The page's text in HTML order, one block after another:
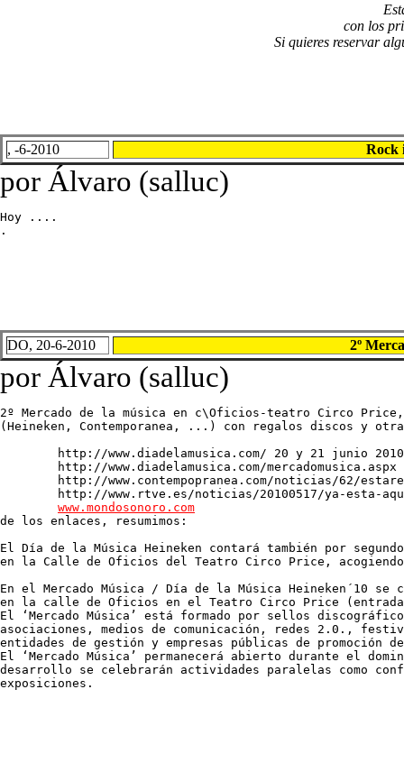
con los
Si quieres reservar
, -6-2010 Rock
por Álvaro (salluc)
Hoy ....
.
DO, 20-6-2010 2º
por Álvaro (salluc)
2º Mercado de la música en c\Oficios-teatro Circo
(Heineken, Contemporanea, ...) con regalos discos y
www.mondosonoro.com
de los enlaces, resumimos:
El Día de la Música Heineken contará también por
en la Calle de Oficios del Teatro Circo Price,
En el Mercado Música / Día de la Música Heineken´10
en la calle de Oficios en el Teatro Circo Price
El ‘Mercado Música’ está formado por sellos
asociaciones, medios de comunicación, redes 2.0.,
entidades de gestión y empresas públicas de promoción
El ‘Mercado Música’ permanecerá abierto durante el
desarrollo se celebrarán actividades paralelas como
exposiciones.